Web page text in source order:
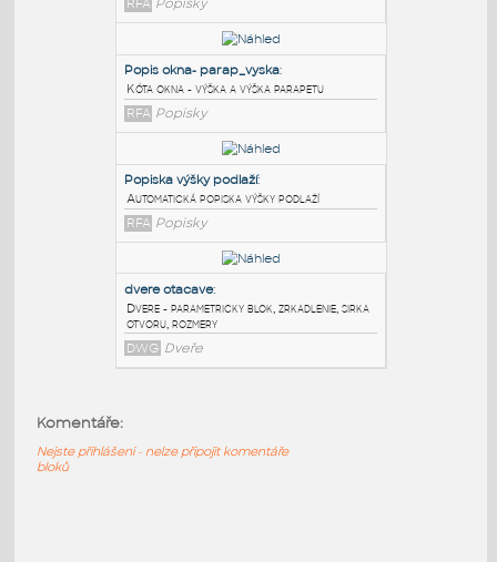
PODOBNÉ BLOKY:
Popis okna-parapet:
Popis výška parapetu okna dle nastavení
okna
RFA Popisky
Popis okna- parap_vyska:
Kóta okna - výška a výška parapetu
RFA Popisky
RFA Popisky
Komentáře:
Nejste přihlášeni - nelze připojit komentáře
bloků